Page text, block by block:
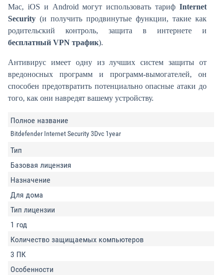
Mac, iOS и Android могут использовать тариф Internet
Security (и получить продвинутые функции, такие как
родительский контроль, защита в интернете и
бесплатный VPN трафик).
Антивирус имеет одну из лучших систем защиты от
вредоносных программ и программ-вымогателей, он
способен предотвратить потенциально опасные атаки до
того, как они навредят вашему устройству.
Полное название
Bitdefender Internet Security 3Dvc 1year
Тип
Базовая лицензия
Назначение
Для дома
Тип лицензии
1 год
Количество защищаемых компьютеров
3 ПК
Особенности